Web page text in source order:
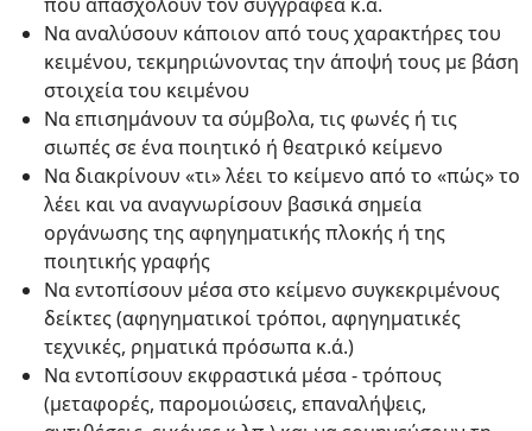
Να αναλύσουν κάποιον από τους χαρακτήρες του
κειμένου, τεκμηριώνοντας την άποψή τους με βάση
στοιχεία του κειμένου
Να επισημάνουν τα σύμβολα, τις φωνές ή τις
σιωπές σε ένα ποιητικό ή θεατρικό κείμενο
Να διακρίνουν «τι» λέει το κείμενο από το «πώς» το
λέει και να αναγνωρίσουν βασικά σημεία
οργάνωσης της αφηγηματικής πλοκής ή της
ποιητικής γραφής
Να εντοπίσουν μέσα στο κείμενο συγκεκριμένους
δείκτες (αφηγηματικοί τρόποι, αφηγηματικές
τεχνικές, ρηματικά πρόσωπα κ.ά.)
Να εντοπίσουν εκφραστικά μέσα - τρόπους
(μεταφορές, παρομοιώσεις, επαναλήψεις,